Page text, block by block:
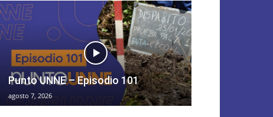
Punto UNNE – Episodio 101
agosto 7, 2026